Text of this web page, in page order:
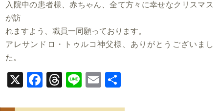
入院中の患者様、赤ちゃん、全て方々に幸せなクリスマス
が訪
れますよう、職員一同願っております。
アレサンドロ・トゥルコ神父様、ありがとうございまし
た。
X Facebook
Threads
LineEmail